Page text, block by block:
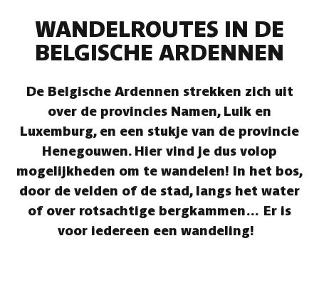
WANDELROUTES IN DE
BELGISCHE ARDENNEN
De Belgische Ardennen strekken zich uit
over de provincies Namen, Luik en
Luxemburg, en een stukje van de provincie
Henegouwen. Hier vind je dus volop
mogelijkheden om te wandelen! In het bos,
door de velden of de stad, langs het water
of over rotsachtige bergkammen… Er is
voor iedereen een wandeling!